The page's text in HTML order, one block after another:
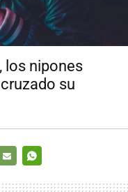
los nipones
su